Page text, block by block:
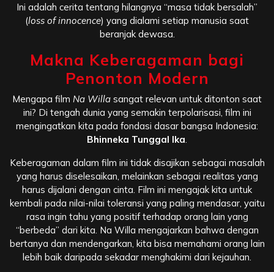
Ini adalah cerita tentang hilangnya “masa tidak bersalah”
(loss of innocence) yang dialami setiap manusia saat
beranjak dewasa.
Makna Keberagaman bagi
Penonton Modern
Mengapa film Na Willa sangat relevan untuk ditonton saat
ini? Di tengah dunia yang semakin terpolarisasi, film ini
mengingatkan kita pada fondasi dasar bangsa Indonesia:
Bhinneka Tunggal Ika
Keberagaman dalam film ini tidak disajikan sebagai masalah
yang harus diselesaikan, melainkan sebagai realitas yang
harus dijalani dengan cinta. Film ini mengajak kita untuk
kembali pada nilai-nilai toleransi yang paling mendasar, yaitu
rasa ingin tahu yang positif terhadap orang lain yang
“berbeda” dari kita. Na Willa mengajarkan bahwa dengan
bertanya dan mendengarkan, kita bisa memahami orang lain
lebih baik daripada sekadar menghakimi dari kejauhan.